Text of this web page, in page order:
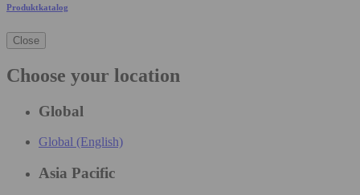
Produktkatalog
Close
Choose your location
Global
Global (English)
Asia Pacific